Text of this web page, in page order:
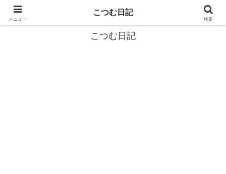
カタツムリから学ぶスローライフ🎓『こつむ日記』🐌
こつむ日記
メニュー
こつむ日記
検索